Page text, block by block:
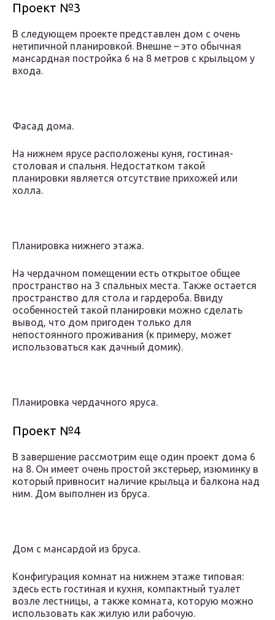
Проект №3
В следующем проекте представлен дом с очень
нетипичной планировкой. Внешне – это обычная
мансардная постройка 6 на 8 метров с крыльцом у
входа.
Фасад дома.
На нижнем ярусе расположены куня, гостиная-
столовая и спальня. Недостатком такой
планировки является отсутствие прихожей или
холла.
Планировка нижнего этажа.
На чердачном помещении есть открытое общее
пространство на 3 спальных места. Также остается
пространство для стола и гардероба. Ввиду
особенностей такой планировки можно сделать
вывод, что дом пригоден только для
непостоянного проживания (к примеру, может
использоваться как дачный домик).
Планировка чердачного яруса.
Проект №4
В завершение рассмотрим еще один проект дома 6
на 8. Он имеет очень простой экстерьер, изюминку в
который привносит наличие крыльца и балкона над
ним. Дом выполнен из бруса.
Дом с мансардой из бруса.
Конфигурация комнат на нижнем этаже типовая:
здесь есть гостиная и кухня, компактный туалет
возле лестницы, а также комната, которую можно
использовать как жилую или рабочую.